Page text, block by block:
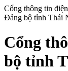
Cổng thông tin
Đảng bộ tỉnh Thái
Cổng
bộ tỉnh